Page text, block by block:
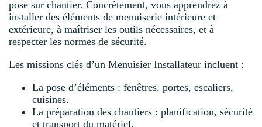
pose sur chantier. Concrètement, vous apprendrez à
installer des éléments de menuiserie intérieure et
extérieure, à maîtriser les outils nécessaires, et à
respecter les normes de sécurité.
Les missions clés d’un Menuisier Installateur incluent :
La pose d’éléments : fenêtres, portes, escaliers,
cuisines.
La préparation des chantiers : planification, sécurité
et transport du matériel.